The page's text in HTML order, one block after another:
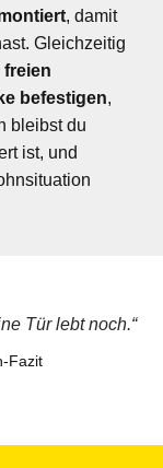
, damit
Gleichzeitig
befestigen,
bleibst du
ist, und
Tür lebt noch.“
Fazit